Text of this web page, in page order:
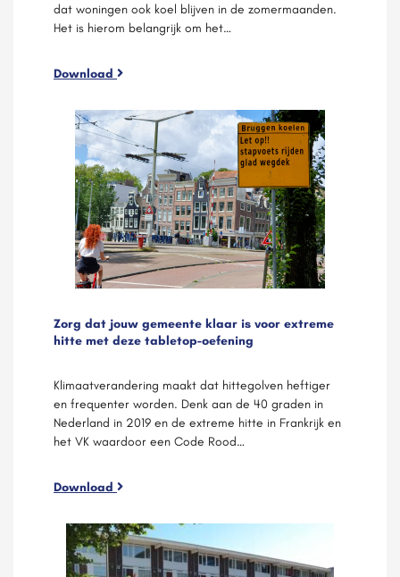
dat woningen ook koel blijven in de zomermaanden.
Het is hierom belangrijk om het…
Download
Zorg dat jouw gemeente klaar is voor extreme
hitte met deze tabletop-oefening
Klimaatverandering maakt dat hittegolven heftiger
en frequenter worden. Denk aan de 40 graden in
Nederland in 2019 en de extreme hitte in Frankrijk en
het VK waardoor een Code Rood…
Download